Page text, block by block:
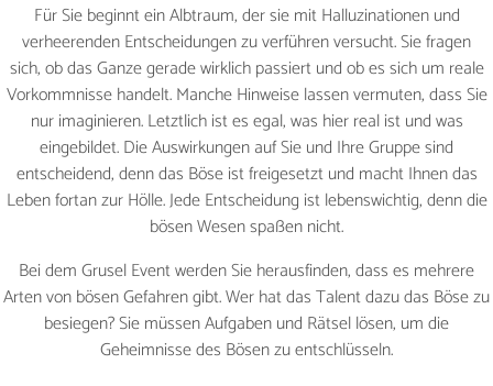
Für Sie beginnt ein Albtraum, der sie mit Halluzinationen und
verheerenden Entscheidungen zu verführen versucht. Sie fragen
sich, ob das Ganze gerade wirklich passiert und ob es sich um reale
Vorkommnisse handelt. Manche Hinweise lassen vermuten, dass Sie
nur imaginieren. Letztlich ist es egal, was hier real ist und was
eingebildet. Die Auswirkungen auf Sie und Ihre Gruppe sind
entscheidend, denn das Böse ist freigesetzt und macht Ihnen das
Leben fortan zur Hölle. Jede Entscheidung ist lebenswichtig, denn die
bösen Wesen spaßen nicht.
Bei dem Grusel Event werden Sie herausfinden, dass es mehrere
Arten von bösen Gefahren gibt. Wer hat das Talent dazu das Böse zu
besiegen? Sie müssen Aufgaben und Rätsel lösen, um die
Geheimnisse des Bösen zu entschlüsseln.